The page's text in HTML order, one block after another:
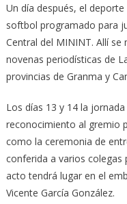
Un día después, el
softbol programado para
Central del MININT. Allí se
novenas periodísticas de
provincias de Granma y
Los días 13 y 14 la
reconocimiento al gremio
como la ceremonia de
conferida a varios colegas
acto tendrá lugar en el
Vicente García González.